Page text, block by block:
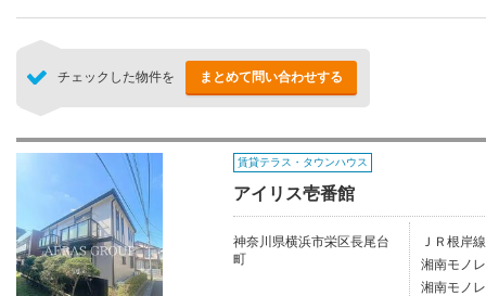
チェックした物件を まとめて問い合わせする
賃貸テラス・タウンハウス
アイリス壱番館
神奈川県横浜市栄区長尾台
町
ＪＲ根岸
湘南モノ
湘南モノ